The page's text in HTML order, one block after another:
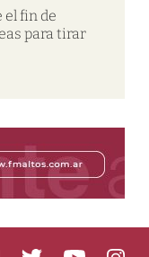
fin de
para tirar